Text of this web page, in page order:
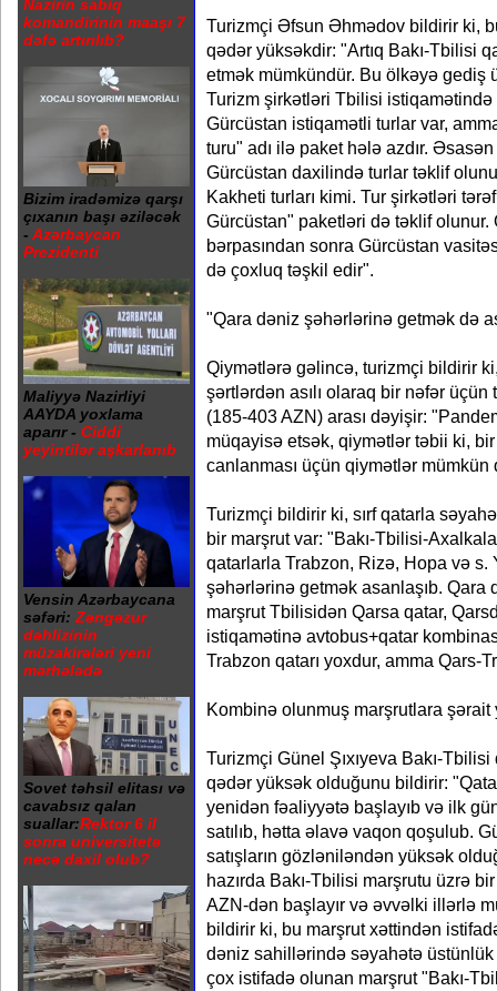
Nazirin sabiq
komandirinin maaşı 7
dəfə artırılıb?
Bizim iradəmizə qarşı
çıxanın başı əziləcək
- Azərbaycan
Prezidenti
Maliyyə Nazirliyi
AAYDA yoxlama
aparır - Ciddi
yeyintilər aşkarlanıb
Vensin Azərbaycana
səfəri: Zəngəzur
dəhlizinin
müzakirələri yeni
mərhələdə
Sovet təhsil elitası və
cavabsız qalan
suallar:Rektor 6 il
sonra universitetə
necə daxil olub?
Turizmçi Əfsun Əhmədov bildirir ki,
qədər yüksəkdir: "Artıq Bakı-Tbilisi
etmək mümkündür. Bu ölkəyə gediş
Turizm şirkətləri Tbilisi
Gürcüstan istiqamətli turlar var,
turu" adı ilə paket hələ azdır.
Gürcüstan daxilində turlar təklif
Kakheti turları kimi. Tur şirkətləri
Gürcüstan" paketləri də təklif olunur.
bərpasından sonra Gürcüstan
də çoxluq təşkil edir".
"Qara dəniz şəhərlərinə getmək də
Qiymətlərə gəlincə, turizmçi bildirir
şərtlərdən asılı olaraq bir nəfər
(185-403 AZN) arası dəyişir:
müqayisə etsək, qiymətlər təbii ki,
canlanması üçün qiymətlər mümkün
Turizmçi bildirir ki, sırf qatarla
bir marşrut var: "Bakı-Tbilisi-
qatarlarla Trabzon, Rizə, Hopa və s.
şəhərlərinə getmək asanlaşıb.
marşrut Tbilisidən Qarsa qatar,
istiqamətinə avtobus+qatar
Trabzon qatarı yoxdur, amma Qars-
Kombinə olunmuş marşrutlara şərait
Turizmçi Günel Şıxıyeva Bakı-Tbilisi
qədər yüksək olduğunu bildirir:
yenidən fəaliyyətə başlayıb və ilk
satılıb, hətta əlavə vaqon qoşulub.
satışların gözləniləndən yüksək
hazırda Bakı-Tbilisi marşrutu üzrə
AZN-dən başlayır və əvvəlki illərlə
bildirir ki, bu marşrut xəttindən
dəniz sahillərində səyahətə
çox istifadə olunan marşrut "Bakı-